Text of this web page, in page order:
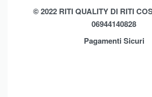
Shop
Privacy Policy
© 2022 RITI QUALITY DI RITI
06944140828
Pagamenti Sicuri